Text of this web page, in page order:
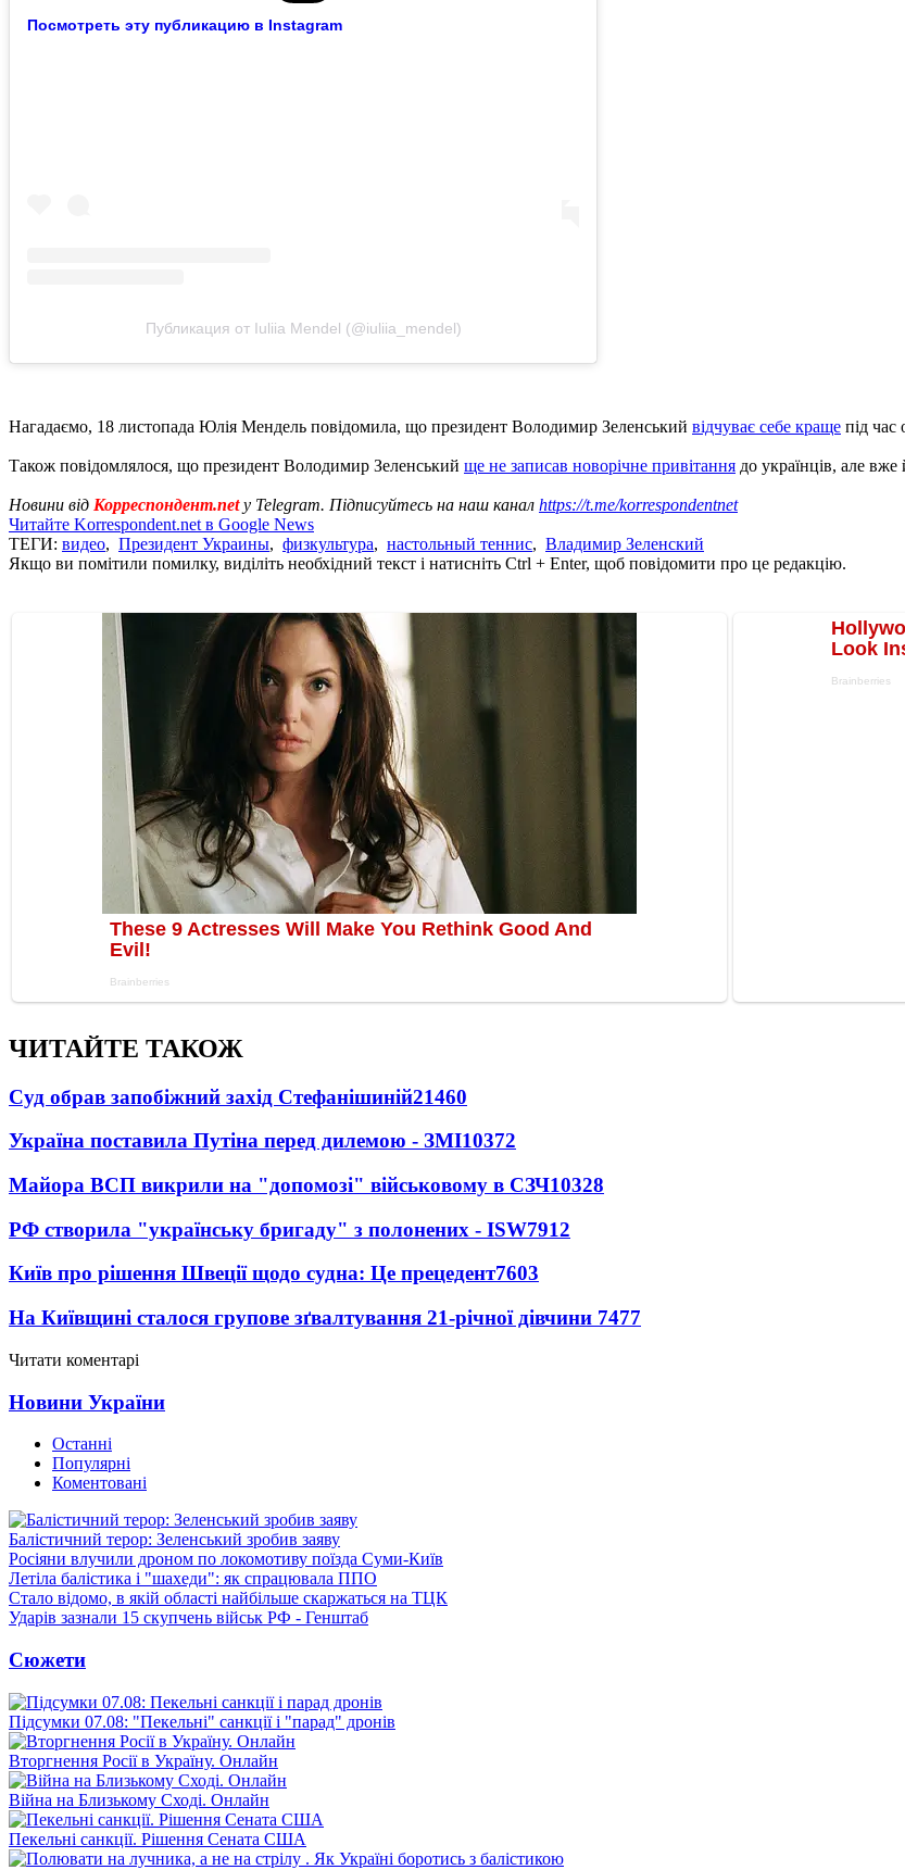
Посмотреть эту публикацию в Instagram
Публикация от Iuliia Mendel (@iuliia_mendel)
Нагадаємо, 18 листопада Юлія Мендель повідомила, що президент Володимир Зеленський відчуває себе краще під час
Також повідомлялося, що президент Володимир Зеленський ще не записав новорічне привітання до українців, але вже
Новини від Корреспондент.netу Telegram. Підписуйтесь на наш канал https://t.me/korrespondentnet
Читайте Korrespondent.net в Google News
ТЕГИ: видео, Президент Украины, физкультура, настольный теннис, Владимир Зеленский
Якщо ви помітили помилку, виділіть необхідний текст і натисніть Ctrl + Enter, щоб повідомити про це редакцію.
ЧИТАЙТЕ ТАКОЖ
Суд обрав запобіжний захід Стефанішиній21460
Україна поставила Путіна перед дилемою - ЗМІ10372
Майора ВСП викрили на "допомозі" військовому в СЗЧ10328
РФ створила "українську бригаду" з полонених - ISW7912
Київ про рішення Швеції щодо судна: Це прецедент7603
На Київщині сталося групове зґвалтування 21-річної дівчини 7477
Читати коментарі
Новини України
Останні
Популярні
Коментовані
Балістичний терор: Зеленський зробив заяву
Росіяни влучили дроном по локомотиву поїзда Суми-Київ
Летіла балістика і "шахеди": як спрацювала ППО
Стало відомо, в якій області найбільше скаржаться на ТЦК
Ударів зазнали 15 скупчень військ РФ - Генштаб
Сюжети
Підсумки 07.08: "Пекельні" санкції і "парад" дронів
Вторгнення Росії в Україну. Онлайн
Війна на Близькому Сході. Онлайн
Пекельні санкції. Рішення Сената США